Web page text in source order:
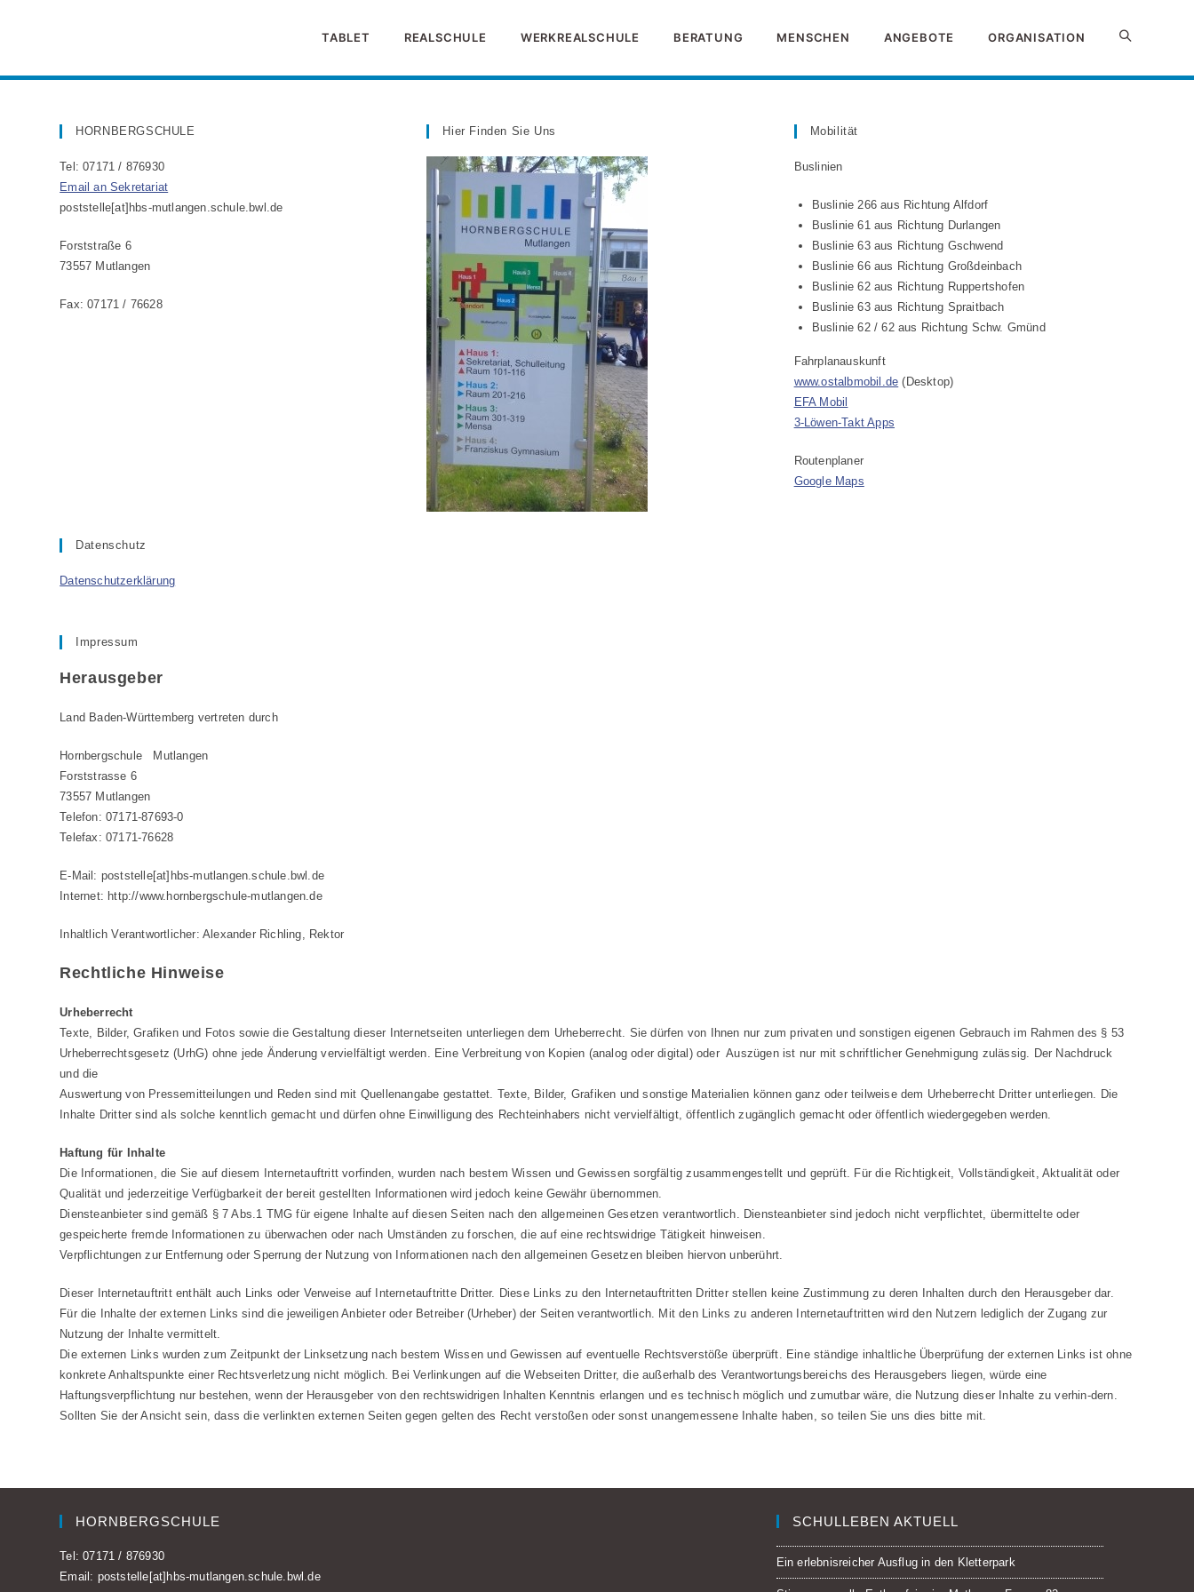
TABLET REALSCHULE WERKREALSCHULE BERATUNG MENSCHEN ANGEBOTE ORGANISATION Website-
HORNBERGSCHULE
Tel: 07171 / 876930
Email an Sekretariat
poststelle[at]hbs-mutlangen.schule.bwl.de
Forststraße 6
73557 Mutlangen
Fax: 07171 / 76628
Hier Finden Sie Uns Mobilität
Buslinien
Buslinie 266 aus Richtung Alfdorf
Buslinie 61 aus Richtung Durlangen
Buslinie 63 aus Richtung Gschwend
Buslinie 66 aus Richtung Großdeinbach
Buslinie 62 aus Richtung Ruppertshofen
Buslinie 63 aus Richtung Spraitbach
Buslinie 62 / 62 aus Richtung Schw. Gmünd
Fahrplanauskunft
www.ostalbmobil.de (Desktop)
EFA Mobil
3-Löwen-Takt Apps
Routenplaner
Google Maps
Datenschutz
Datenschutzerklärung
Impressum
Herausgeber
Land Baden-Württemberg vertreten durch
Hornbergschule Mutlangen
Forststrasse 6
73557 Mutlangen
Telefon: 07171-87693-0
Telefax: 07171-76628
E-Mail: poststelle[at]hbs-mutlangen.schule.bwl.de
Internet: http://www.hornbergschule-mutlangen.de
Inhaltlich Verantwortlicher: Alexander Richling, Rektor
Rechtliche Hinweise
Urheberrecht
Texte, Bilder, Grafiken und Fotos sowie die Gestaltung dieser Internetseiten unterliegen dem Urheberrecht. Sie dürfen von Ihnen nur zum privaten und sonstigen eigenen Gebrauch im Rahmen des § 53
Urheberrechtsgesetz (UrhG) ohne jede Änderung vervielfältigt werden. Eine Verbreitung von Kopien (analog oder digital) oder Auszügen ist nur mit schriftlicher Genehmigung zulässig. Der Nachdruck
und die
Auswertung von Pressemitteilungen und Reden sind mit Quellenangabe gestattet. Texte, Bilder, Grafiken und sonstige Materialien können ganz oder teilweise dem Urheberrecht Dritter unterliegen. Die
Inhalte Dritter sind als solche kenntlich gemacht und dürfen ohne Einwilligung des Rechteinhabers nicht vervielfältigt, öffentlich zugänglich gemacht oder öffentlich wiedergegeben werden.
Haftung für Inhalte
Die Informationen, die Sie auf diesem Internetauftritt vorfinden, wurden nach bestem Wissen und Gewissen sorgfältig zusammengestellt und geprüft. Für die Richtigkeit, Vollständigkeit, Aktualität oder
Qualität und jederzeitige Verfügbarkeit der bereit gestellten Informationen wird jedoch keine Gewähr übernommen.
Diensteanbieter sind gemäß § 7 Abs.1 TMG für eigene Inhalte auf diesen Seiten nach den allgemeinen Gesetzen verantwortlich. Diensteanbieter sind jedoch nicht verpflichtet, übermittelte oder
gespeicherte fremde Informationen zu überwachen oder nach Umständen zu forschen, die auf eine rechtswidrige Tätigkeit hinweisen.
Verpflichtungen zur Entfernung oder Sperrung der Nutzung von Informationen nach den allgemeinen Gesetzen bleiben hiervon unberührt.
Dieser Internetauftritt enthält auch Links oder Verweise auf Internetauftritte Dritter. Diese Links zu den Internetauftritten Dritter stellen keine Zustimmung zu deren Inhalten durch den Herausgeber dar.
Für die Inhalte der externen Links sind die jeweiligen Anbieter oder Betreiber (Urheber) der Seiten verantwortlich. Mit den Links zu anderen Internetauftritten wird den Nutzern lediglich der Zugang zur
Nutzung der Inhalte vermittelt.
Die externen Links wurden zum Zeitpunkt der Linksetzung nach bestem Wissen und Gewissen auf eventuelle Rechtsverstöße überprüft. Eine ständige inhaltliche Überprüfung der externen Links ist ohne
konkrete Anhaltspunkte einer Rechtsverletzung nicht möglich. Bei Verlinkungen auf die Webseiten Dritter, die außerhalb des Verantwortungsbereichs des Herausgebers liegen, würde eine
Haftungsverpflichtung nur bestehen, wenn der Herausgeber von den rechtswidrigen Inhalten Kenntnis erlangen und es technisch möglich und zumutbar wäre, die Nutzung dieser Inhalte zu verhin-dern.
Sollten Sie der Ansicht sein, dass die verlinkten externen Seiten gegen gelten des Recht verstoßen oder sonst unangemessene Inhalte haben, so teilen Sie uns dies bitte mit.
HORNBERGSCHULE
Tel:07171 / 876930
Email: poststelle[at]hbs-mutlangen.schule.bwl.de
SCHULLEBEN AKTUELL
Ein erlebnisreicher Ausflug in den Kletterpark